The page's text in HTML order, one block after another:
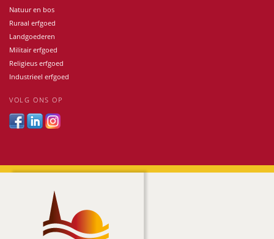
Natuur en bos
Ruraal erfgoed
Landgoederen
Militair erfgoed
Religieus erfgoed
Industrieel erfgoed
VOLG ONS OP